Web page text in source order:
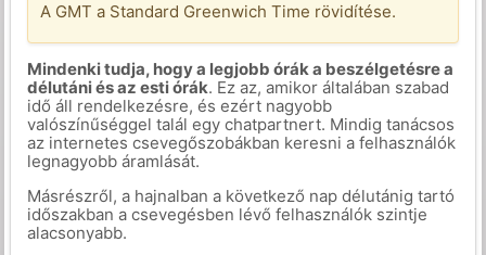
A GMT a Standard Greenwich Time rövidítése.
Mindenki tudja, hogy a legjobb órák a beszélgetésre a
délutáni és az esti órák. Ez az, amikor általában szabad
idő áll rendelkezésre, és ezért nagyobb
valószínűséggel talál egy chatpartnert. Mindig tanácsos
az internetes csevegőszobákban keresni a felhasználók
legnagyobb áramlását.
Másrészről, a hajnalban a következő nap délutánig tartó
időszakban a csevegésben lévő felhasználók szintje
alacsonyabb.